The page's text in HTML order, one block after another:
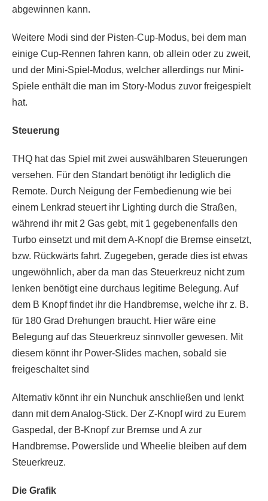
abgewinnen kann.
Weitere Modi sind der Pisten-Cup-Modus, bei dem man
einige Cup-Rennen fahren kann, ob allein oder zu zweit,
und der Mini-Spiel-Modus, welcher allerdings nur Mini-
Spiele enthält die man im Story-Modus zuvor freigespielt
hat.
Steuerung
THQ hat das Spiel mit zwei auswählbaren Steuerungen
versehen. Für den Standart benötigt ihr lediglich die
Remote. Durch Neigung der Fernbedienung wie bei
einem Lenkrad steuert ihr Lighting durch die Straßen,
während ihr mit 2 Gas gebt, mit 1 gegebenenfalls den
Turbo einsetzt und mit dem A-Knopf die Bremse einsetzt,
bzw. Rückwärts fahrt. Zugegeben, gerade dies ist etwas
ungewöhnlich, aber da man das Steuerkreuz nicht zum
lenken benötigt eine durchaus legitime Belegung. Auf
dem B Knopf findet ihr die Handbremse, welche ihr z. B.
für 180 Grad Drehungen braucht. Hier wäre eine
Belegung auf das Steuerkreuz sinnvoller gewesen. Mit
diesem könnt ihr Power-Slides machen, sobald sie
freigeschaltet sind
Alternativ könnt ihr ein Nunchuk anschließen und lenkt
dann mit dem Analog-Stick. Der Z-Knopf wird zu Eurem
Gaspedal, der B-Knopf zur Bremse und A zur
Handbremse. Powerslide und Wheelie bleiben auf dem
Steuerkreuz.
Die Grafik